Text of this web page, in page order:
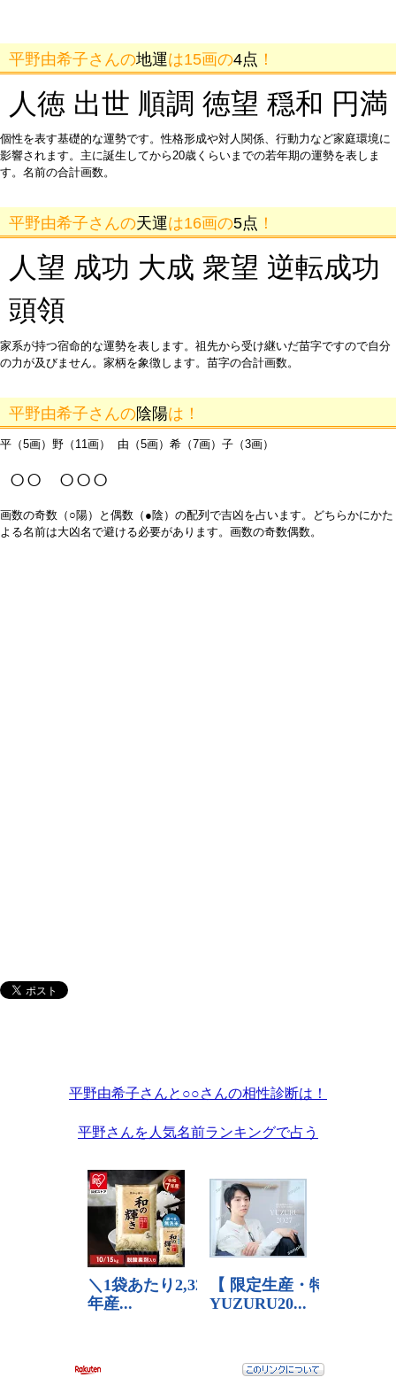
平野由希子さんの地運は15画の4点 ！
人徳 出世 順調 徳望 穏和 円満
個性を表す基礎的な運勢です。性格形成や対人関係、行動力など家庭環境に
影響されます。主に誕生してから20歳くらいまでの若年期の運勢を表しま
す。名前の合計画数。
平野由希子さんの天運は16画の5点 ！
人望 成功 大成 衆望 逆転成功
頭領
家系が持つ宿命的な運勢を表します。祖先から受け継いだ苗字ですので自分
の力が及びません。家柄を象徴します。苗字の合計画数。
平野由希子さんの陰陽は！
平（5画）野（11画） 由（5画）希（7画）子（3画）
○○ ○○○
画数の奇数（○陽）と偶数（●陰）の配列で吉凶を占います。どちらかにかた
よる名前は大凶名で避ける必要があります。画数の奇数偶数。
平野由希子さんと○○さんの相性診断は！
平野さんを人気名前ランキングで占う